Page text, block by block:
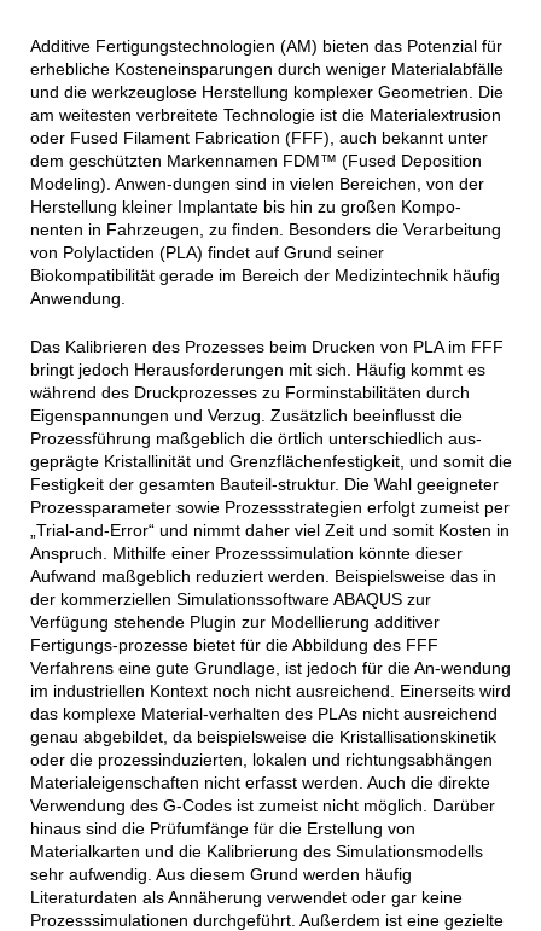
Additive Fertigungstechnologien (AM) bieten das Potenzial für
erhebliche Kosteneinsparungen durch weniger Materialabfälle
und die werkzeuglose Herstellung komplexer Geometrien. Die
am weitesten verbreitete Technologie ist die Materialextrusion
oder Fused Filament Fabrication (FFF), auch bekannt unter
dem geschützten Markennamen FDM™ (Fused Deposition
Modeling). Anwen-dungen sind in vielen Bereichen, von der
Herstellung kleiner Implantate bis hin zu großen Kompo-
nenten in Fahrzeugen, zu finden. Besonders die Verarbeitung
von Polylactiden (PLA) findet auf Grund seiner
Biokompatibilität gerade im Bereich der Medizintechnik häufig
Anwendung.
Das Kalibrieren des Prozesses beim Drucken von PLA im FFF
bringt jedoch Herausforderungen mit sich. Häufig kommt es
während des Druckprozesses zu Forminstabilitäten durch
Eigenspannungen und Verzug. Zusätzlich beeinflusst die
Prozessführung maßgeblich die örtlich unterschiedlich aus-
geprägte Kristallinität und Grenzflächenfestigkeit, und somit die
Festigkeit der gesamten Bauteil-struktur. Die Wahl geeigneter
Prozessparameter sowie Prozessstrategien erfolgt zumeist per
„Trial-and-Error“ und nimmt daher viel Zeit und somit Kosten in
Anspruch. Mithilfe einer Prozesssimulation könnte dieser
Aufwand maßgeblich reduziert werden. Beispielsweise das in
der kommerziellen Simulationssoftware ABAQUS zur
Verfügung stehende Plugin zur Modellierung additiver
Fertigungs-prozesse bietet für die Abbildung des FFF
Verfahrens eine gute Grundlage, ist jedoch für die An-wendung
im industriellen Kontext noch nicht ausreichend. Einerseits wird
das komplexe Material-verhalten des PLAs nicht ausreichend
genau abgebildet, da beispielsweise die Kristallisationskinetik
oder die prozessinduzierten, lokalen und richtungsabhängen
Materialeigenschaften nicht erfasst werden. Auch die direkte
Verwendung des G-Codes ist zumeist nicht möglich. Darüber
hinaus sind die Prüfumfänge für die Erstellung von
Materialkarten und die Kalibrierung des Simulationsmodells
sehr aufwendig. Aus diesem Grund werden häufig
Literaturdaten als Annäherung verwendet oder gar keine
Prozesssimulationen durchgeführt. Außerdem ist eine gezielte